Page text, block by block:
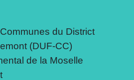
du District
(DUF-CC)
de la Moselle